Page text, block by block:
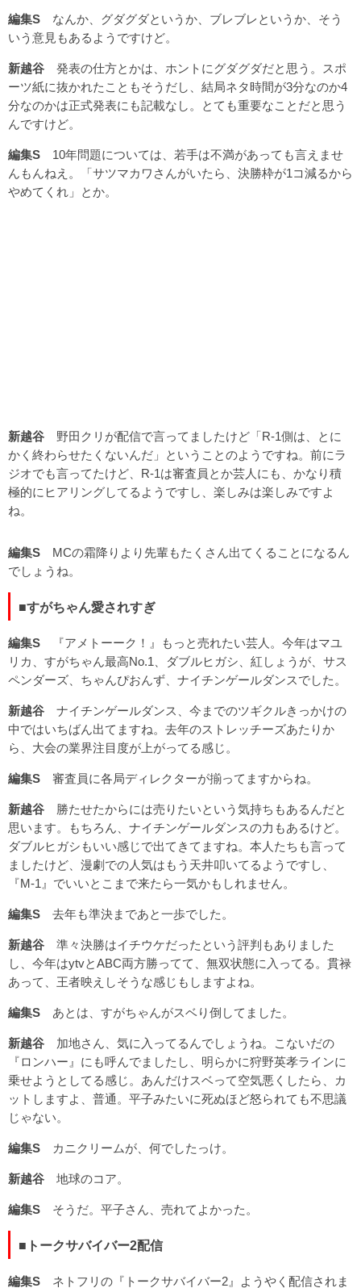
編集S なんか、グダグダというか、ブレブレというか、そう
いう意見もあるようですけど。
新越谷 発表の仕方とかは、ホントにグダグダだと思う。スポ
ーツ紙に抜かれたこともそうだし、結局ネタ時間が3分なのか4
分なのかは正式発表にも記載なし。とても重要なことだと思う
んですけど。
編集S 10年問題については、若手は不満があっても言えませ
んもんねえ。「サツマカワさんがいたら、決勝枠が1コ減るから
やめてくれ」とか。
新越谷 野田クリが配信で言ってましたけど「R-1側は、とに
かく終わらせたくないんだ」ということのようですね。前にラ
ジオでも言ってたけど、R-1は審査員とか芸人にも、かなり積
極的にヒアリングしてるようですし、楽しみは楽しみですよ
ね。
編集S MCの霜降りより先輩もたくさん出てくることになるん
でしょうね。
■すがちゃん愛されすぎ
編集S 『アメトーーク！』もっと売れたい芸人。今年はマユ
リカ、すがちゃん最高No.1、ダブルヒガシ、紅しょうが、サス
ペンダーズ、ちゃんぴおんず、ナイチンゲールダンスでした。
新越谷 ナイチンゲールダンス、今までのツギクルきっかけの
中ではいちばん出てますね。去年のストレッチーズあたりか
ら、大会の業界注目度が上がってる感じ。
編集S 審査員に各局ディレクターが揃ってますからね。
新越谷 勝たせたからには売りたいという気持ちもあるんだと
思います。もちろん、ナイチンゲールダンスの力もあるけど。
ダブルヒガシもいい感じで出てきてますね。本人たちも言って
ましたけど、漫劇での人気はもう天井叩いてるようですし、
『M-1』でいいとこまで来たら一気かもしれません。
編集S 去年も準決まであと一歩でした。
新越谷 準々決勝はイチウケだったという評判もありました
し、今年はytvとABC両方勝ってて、無双状態に入ってる。貫禄
あって、王者映えしそうな感じもしますよね。
編集S あとは、すがちゃんがスベり倒してました。
新越谷 加地さん、気に入ってるんでしょうね。こないだの
『ロンハー』にも呼んでましたし、明らかに狩野英孝ラインに
乗せようとしてる感じ。あんだけスベって空気悪くしたら、カ
ットしますよ、普通。平子みたいに死ぬほど怒られても不思議
じゃない。
編集S カニクリームが、何でしたっけ。
新越谷 地球のコア。
編集S そうだ。平子さん、売れてよかった。
■トークサバイバー2配信
編集S ネトフリの『トークサバイバー2』ようやく配信されま